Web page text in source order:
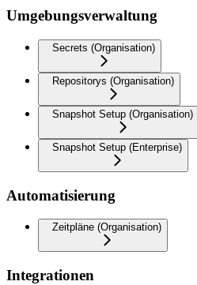
Umgebungsverwaltung
Secrets (Organisation)
Repositorys (Organisation)
Snapshot Setup (Organisation)
Snapshot Setup (Enterprise)
Automatisierung
Zeitpläne (Organisation)
Integrationen